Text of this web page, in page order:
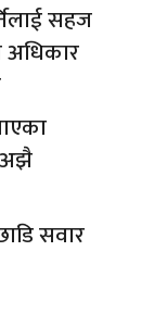
सहज
अधिकार
अझै
सवार